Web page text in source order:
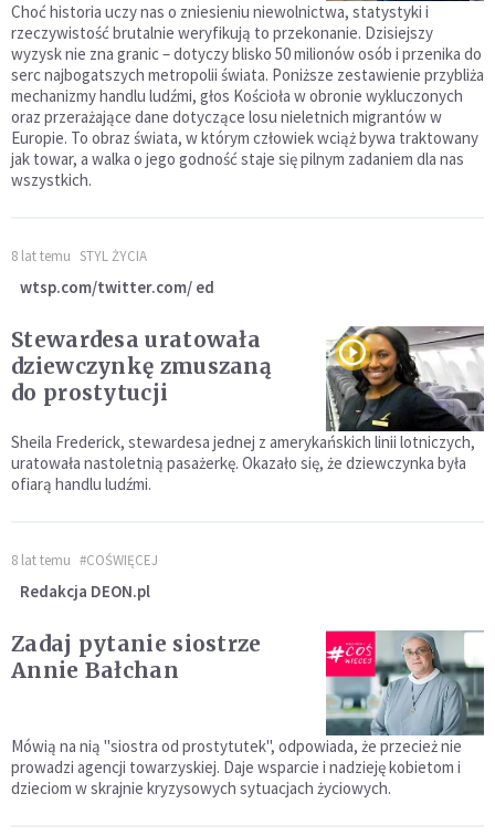
Choć historia uczy nas o zniesieniu niewolnictwa, statystyki i
rzeczywistość brutalnie weryfikują to przekonanie. Dzisiejszy
wyzysk nie zna granic – dotyczy blisko 50 milionów osób i przenika do
serc najbogatszych metropolii świata. Poniższe zestawienie przybliża
mechanizmy handlu ludźmi, głos Kościoła w obronie wykluczonych
oraz przerażające dane dotyczące losu nieletnich migrantów w
Europie. To obraz świata, w którym człowiek wciąż bywa traktowany
jak towar, a walka o jego godność staje się pilnym zadaniem dla nas
wszystkich.
8 lat temu STYL ŻYCIA
wtsp.com/twitter.com/ ed
Stewardesa uratowała
dziewczynkę zmuszaną
do prostytucji
Sheila Frederick, stewardesa jednej z amerykańskich linii lotniczych,
uratowała nastoletnią pasażerkę. Okazało się, że dziewczynka była
ofiarą handlu ludźmi.
8 lat temu #COŚWIĘCEJ
Redakcja DEON.pl
Zadaj pytanie siostrze
Annie Bałchan
Mówią na nią "siostra od prostytutek", odpowiada, że przecież nie
prowadzi agencji towarzyskiej. Daje wsparcie i nadzieję kobietom i
dzieciom w skrajnie kryzysowych sytuacjach życiowych.